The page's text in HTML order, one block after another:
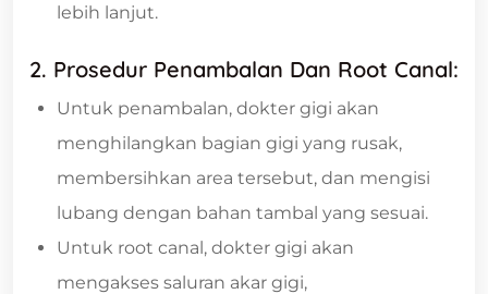
lebih lanjut.
2. Prosedur Penambalan Dan Root Canal:
Untuk penambalan, dokter gigi akan
menghilangkan bagian gigi yang rusak,
membersihkan area tersebut, dan mengisi
lubang dengan bahan tambal yang sesuai.
Untuk root canal, dokter gigi akan
mengakses saluran akar gigi,